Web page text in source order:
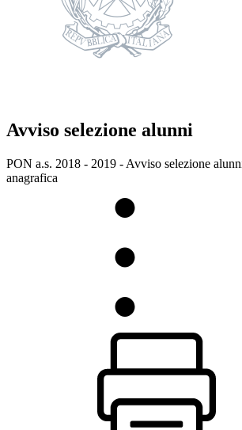
Avviso selezione alunni
PON a.s. 2018 - 2019 - Avviso selezione
anagrafica